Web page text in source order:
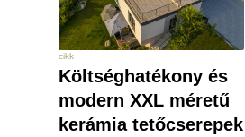
cikk
Költséghatékony és
modern XXL méretű
kerámia tetőcserepek